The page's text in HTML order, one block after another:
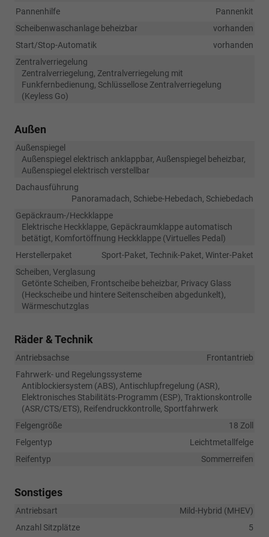
Pannenhilfe
Pannenkit
Scheibenwaschanlage beheizbar
vorhanden
Start/Stop-Automatik
vorhanden
Zentralverriegelung
Zentralverriegelung, Zentralverriegelung mit
Funkfernbedienung, Schlüssellose Zentralverriegelung
(Keyless Go)
Außen
Außenspiegel
Außenspiegel elektrisch anklappbar, Außenspiegel beheizbar,
Außenspiegel elektrisch verstellbar
Dachausführung
Panoramadach, Schiebe-Hebedach, Schiebedach
Gepäckraum-/Heckklappe
Elektrische Heckklappe, Gepäckraumklappe automatisch
betätigt, Komfortöffnung Heckklappe (Virtuelles Pedal)
Herstellerpaket
Sport-Paket, Technik-Paket, Winter-Paket
Scheiben, Verglasung
Getönte Scheiben, Frontscheibe beheizbar, Privacy Glass
(Heckscheibe und hintere Seitenscheiben abgedunkelt),
Wärmeschutzglas
Räder & Technik
Antriebsachse
Frontantrieb
Fahrwerk- und Regelungssysteme
Antiblockiersystem (ABS), Antischlupfregelung (ASR),
Elektronisches Stabilitäts-Programm (ESP), Traktionskontrolle
(ASR/CTS/ETS), Reifendruckkontrolle, Sportfahrwerk
Felgengröße
18 Zoll
Felgentyp
Leichtmetallfelge
Reifentyp
Sommerreifen
Sonstiges
Antriebsart
Mild-Hybrid (MHEV)
Anzahl Sitzplätze
5